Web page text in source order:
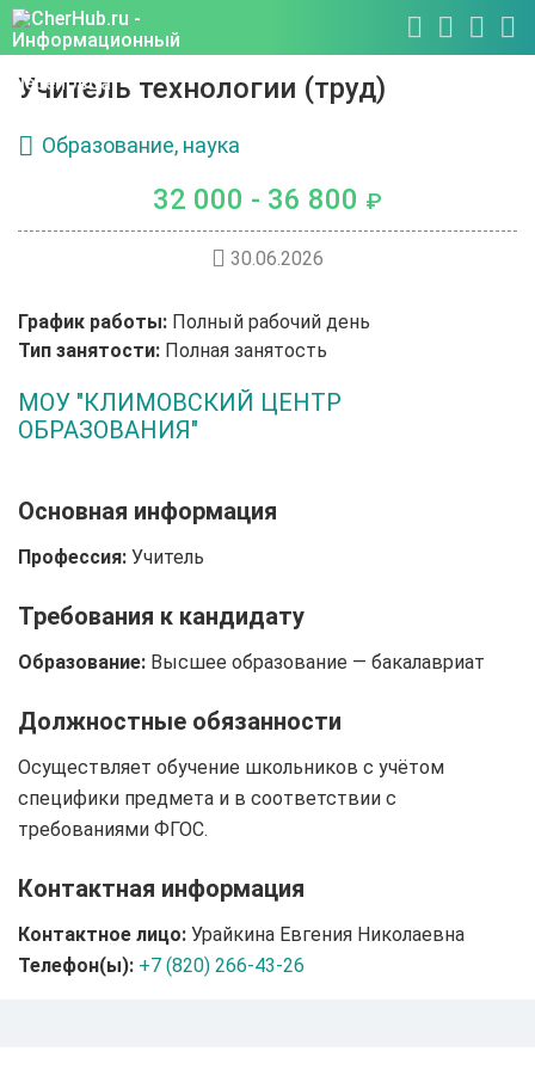
Учитель технологии (труд)
Образование, наука
32 000 - 36 800 ₽
30.06.2026
График работы: Полный рабочий день
Тип занятости: Полная занятость
МОУ "КЛИМОВСКИЙ ЦЕНТР
ОБРАЗОВАНИЯ"
Основная информация
Профессия: Учитель
Требования к кандидату
Образование: Высшее образование — бакалавриат
Должностные обязанности
Осуществляет обучение школьников с учётом
специфики предмета и в соответствии с
требованиями ФГОС.
Контактная информация
Контактное лицо: Урайкина Евгения Николаевна
Телефон(ы): +7 (820) 266-43-26